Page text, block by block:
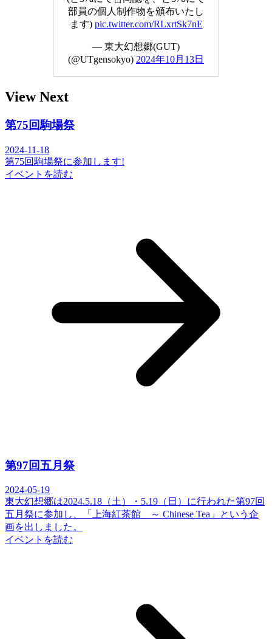
部員の個人制作物を頒布いたし
ます) pic.twitter.com/RLxrtSk7nE
— 東大幻想郷(GUT)
(@UTgensokyo) 2024年10月13日
View Next
第75回駒場祭
2024-11-18
第75回駒場祭に参加します!
イベントを読む
第97回五月祭
2024-05-19
東大幻想郷は2024.5.18（土）・5.19（日）に行われた第97回
五月祭に参加し、「上海紅茶館 ～ Chinese Tea」という企
画を出しました。
イベントを読む